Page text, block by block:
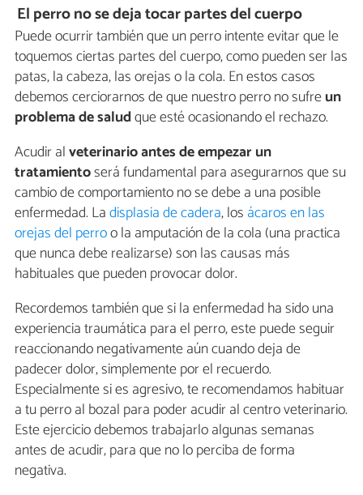
El perro no se deja tocar partes del cuerpo
Puede ocurrir también que un perro intente evitar que le
toquemos ciertas partes del cuerpo, como pueden ser las
patas, la cabeza, las orejas o la cola. En estos casos
debemos cerciorarnos de que nuestro perro no sufreun
problema de saludque esté ocasionando el rechazo.
Acudir alveterinario antes de empezar un
tratamientoserá fundamental para asegurarnos que su
cambio de comportamiento no se debe a una posible
enfermedad. Ladisplasia de cadera, los ácaros en las
orejas del perroo la amputación de la cola (una practica
que nunca debe realizarse) son las causas más
habituales que pueden provocar dolor.
Recordemos también que si la enfermedad ha sido una
experiencia traumática para el perro, este puede seguir
reaccionando negativamente aún cuando deja de
padecer dolor, simplemente por el recuerdo.
Especialmente si es agresivo, te recomendamos habituar
a tu perro al bozal para poder acudir al centro veterinario.
Este ejercicio debemos trabajarlo algunas semanas
antes de acudir, para que no lo perciba de forma
negativa.